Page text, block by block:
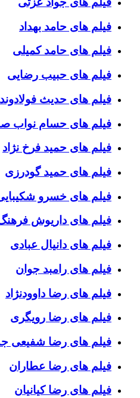
فیلم های حامد بهداد
فیلم های حامد کمیلی
فیلم های حبیب رضایی
فیلم های حدیث فولادوند
فیلم های حسام نواب
فیلم های حمید فرخ نژاد
فیلم های حمید گودرزی
فیلم های خسرو
فیلم های داریوش
فیلم های دانیال عبادی
فیلم های رامبد جوان
فیلم های رضا داوودنژاد
فیلم های رضا رویگری
فیلم های رضا شفیعی
فیلم های رضا عطاران
فیلم های رضا کیانیان